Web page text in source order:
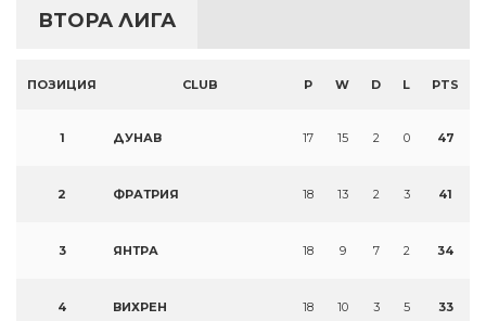
ВТОРА ЛИГА
ПОЗИЦИЯ CLUB P W D L PTS
1 ДУНАВ 17 15 2 0 47
2 ФРАТРИЯ 18 13 2 3 41
3 ЯНТРА 18 9 7 2 34
4 ВИХРЕН 18 10 3 5 33